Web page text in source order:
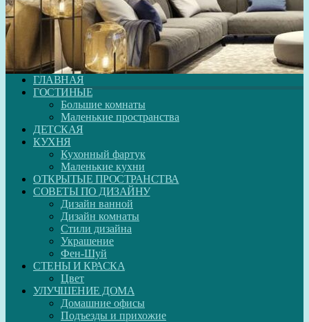
ГЛАВНАЯ
ГОСТИНЫЕ
Большие комнаты
Маленькие пространства
ДЕТСКАЯ
КУХНЯ
Кухонный фартук
Маленькие кухни
ОТКРЫТЫЕ ПРОСТРАНСТВА
СОВЕТЫ ПО ДИЗАЙНУ
Дизайн ванной
Дизайн комнаты
Стили дизайна
Украшение
Фен-Шуй
СТЕНЫ И КРАСКА
Цвет
УЛУЧШЕНИЕ ДОМА
Домашние офисы
Подъезды и прихожие